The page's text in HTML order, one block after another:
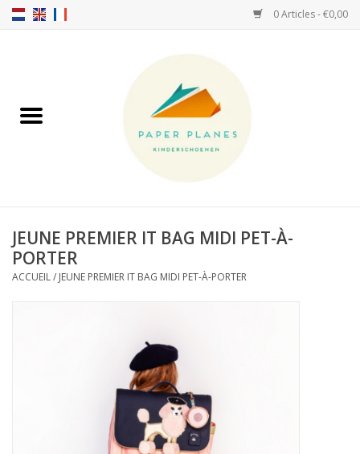
0 Articles - €0,00
FW26-27
HELLO HOSSY casquettes
JEUNE PREMIER IT BAG MIDI PET-À-
PORTER
ACCUEIL/ JEUNE PREMIER IT BAG MIDI PET-À-PORTER